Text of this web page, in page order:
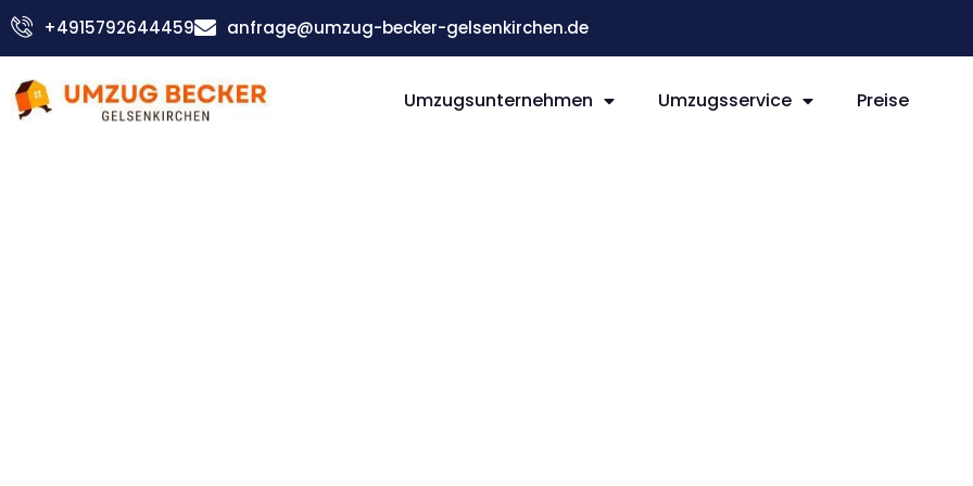
Zum
Inhalt
+4915792644459 anfrage@umzug-becker-gelsenkirchen.de
Umzugsunternehmen Umzugsservice Preise